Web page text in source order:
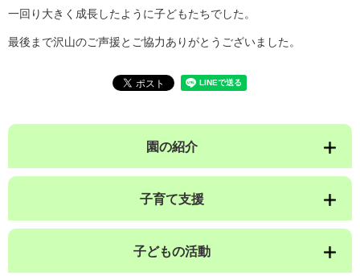
一回り大きく成長したように子どもたちでした。
最後まで沢山のご声援とご協力ありがとうございました。
園の紹介
子育て支援
子どもの活動